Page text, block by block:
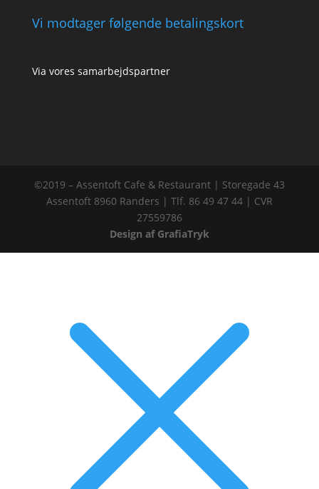
Vi modtager følgende betalingskort
Via vores samarbejdspartner
©2019 – Assentoft Cafe & Restaurant | Storegade 43
Assentoft 8960 Randers | Tlf. 86 49 47 44 | CVR
27559786
Design af GrafiaTryk